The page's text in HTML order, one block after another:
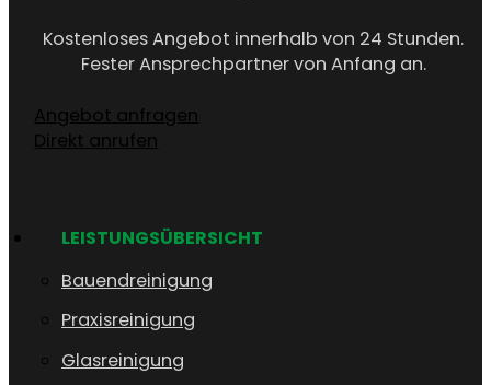
Kostenloses Angebot innerhalb von 24 Stunden.
Fester Ansprechpartner von Anfang an.
Angebot anfragen
Direkt anrufen
LEISTUNGSÜBERSICHT
Bauendreinigung
Praxisreinigung
Glasreinigung